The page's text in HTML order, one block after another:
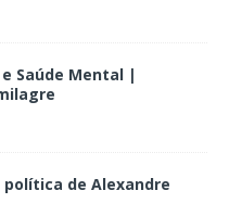
Saúde Mental |
de Alexandre